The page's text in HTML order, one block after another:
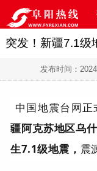
突发！新疆7.1级
发布时间：
中国地震台网
疆阿克苏地区乌
生7.1级地震， 震